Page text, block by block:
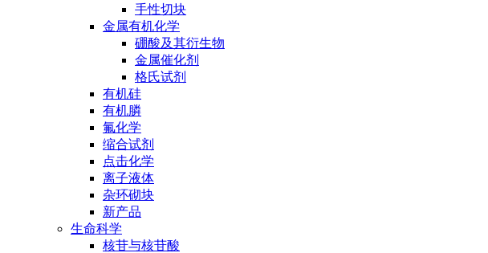
手性切块
金属有机化学
硼酸及其衍生物
金属催化剂
格氏试剂
有机硅
有机膦
氟化学
缩合试剂
点击化学
离子液体
杂环砌块
新产品
生命科学
核苷与核苷酸